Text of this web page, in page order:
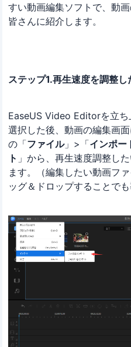
すい動画編集ソフトで、動
皆さんに紹介します。
ステップ1.再生速度を調整し
EaseUS Video Editorを立
選択した後、動画の編集画
の「ファイル」>「インポー
ト 」から、再生速度調整し
ます。（編集したい動画フ
ッグ＆ドロップすることでも